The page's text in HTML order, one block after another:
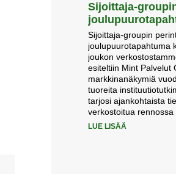
Sijoittaja-
Sijoittaja-groupin
joulupuurotapahtuma
joukon
esiteltiin Mint Palvelut
markkinanäkymiä
tuoreita
tarjosi ajankohtaista
verkostoitua rennossa
LUE LISÄÄ